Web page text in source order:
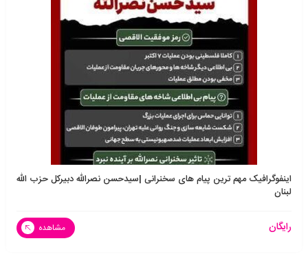
اینفوگرافیک مهم ترین پیام های سخنرانی |سیدحسن نصرالله دبیرکل حزب الله
لبنان
رایگان مشاهده